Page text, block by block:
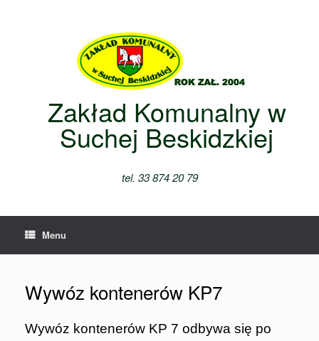
Zakład Komunalny w
Suchej Beskidzkiej
tel. 33 874 20 79
Menu
Wywóz kontenerów KP7
Wywóz kontenerów KP 7 odbywa się po